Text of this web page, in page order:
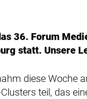
36. Forum
statt. Unsere
diese Woche
teil, das